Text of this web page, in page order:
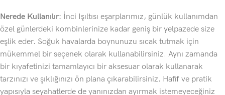
Nerede Kullanılır: İnci Işıltısı eşarplarımız, günlük kullanımdan
özel günlerdeki kombinlerinize kadar geniş bir yelpazede size
eşlik eder. Soğuk havalarda boynunuzu sıcak tutmak için
mükemmel bir seçenek olarak kullanabilirsiniz. Aynı zamanda
bir kıyafetinizi tamamlayıcı bir aksesuar olarak kullanarak
tarzınızı ve şıklığınızı ön plana çıkarabilirsiniz. Hafif ve pratik
yapısıyla seyahatlerde de yanınızdan ayırmak istemeyeceğiniz